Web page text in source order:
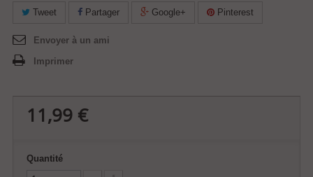
Tweet Partager Google+ Pinterest
Envoyer à un ami
Imprimer
11,99 €
Quantité